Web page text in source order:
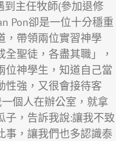
到主任牧師(參加退修
Pon卻是一位十分穩重
，帶領兩位實習神學
全聖徒，各盡其職」，
位神學生，知道自己當
性強，又很會接待客
個人在辦公室，就拿
子，告訴我說:讓我不致
事，讓我們也多認識泰